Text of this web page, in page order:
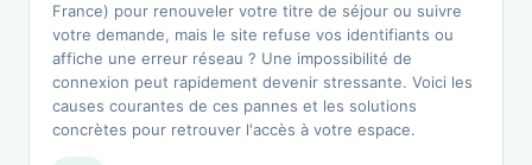
France) pour renouveler votre titre de séjour ou suivre
votre demande, mais le site refuse vos identifiants ou
affiche une erreur réseau ? Une impossibilité de
connexion peut rapidement devenir stressante. Voici les
causes courantes de ces pannes et les solutions
concrètes pour retrouver l'accès à votre espace.